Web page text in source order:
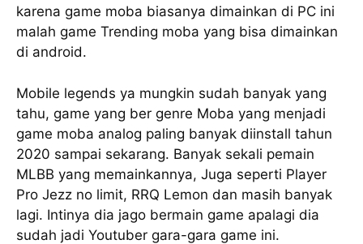
karena game moba biasanya dimainkan di PC ini
malah game Trending moba yang bisa dimainkan
di android.
Mobile legends ya mungkin sudah banyak yang
tahu, game yang ber genre Moba yang menjadi
game moba analog paling banyak diinstall tahun
2020 sampai sekarang. Banyak sekali pemain
MLBB yang memainkannya, Juga seperti Player
Pro Jezz no limit, RRQ Lemon dan masih banyak
lagi. Intinya dia jago bermain game apalagi dia
sudah jadi Youtuber gara-gara game ini.